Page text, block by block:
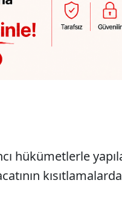
hükümetlerle